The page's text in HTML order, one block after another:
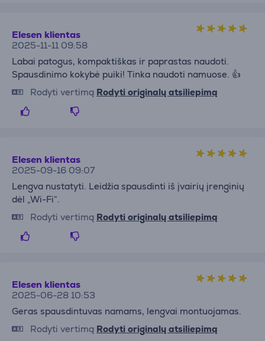
Elesen klientas
2025-11-11 09:58
Labai patogus, kompaktiškas ir paprastas naudoti.
Spausdinimo kokybė puiki! Tinka naudoti namuose. 👍
Rodyti vertimą Rodyti originalų atsiliepimą
Elesen klientas
2025-09-16 09:07
Lengva nustatyti. Leidžia spausdinti iš įvairių įrenginių
dėl „Wi-Fi“.
Rodyti vertimą Rodyti originalų atsiliepimą
Elesen klientas
2025-06-28 10:53
Geras spausdintuvas namams, lengvai montuojamas.
Rodyti vertimą Rodyti originalų atsiliepimą